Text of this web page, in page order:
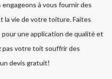
à vous fournir des
la vie de votre toiture. Faites
une application de qualité et
pas votre toit souffrir des
devis gratuit!